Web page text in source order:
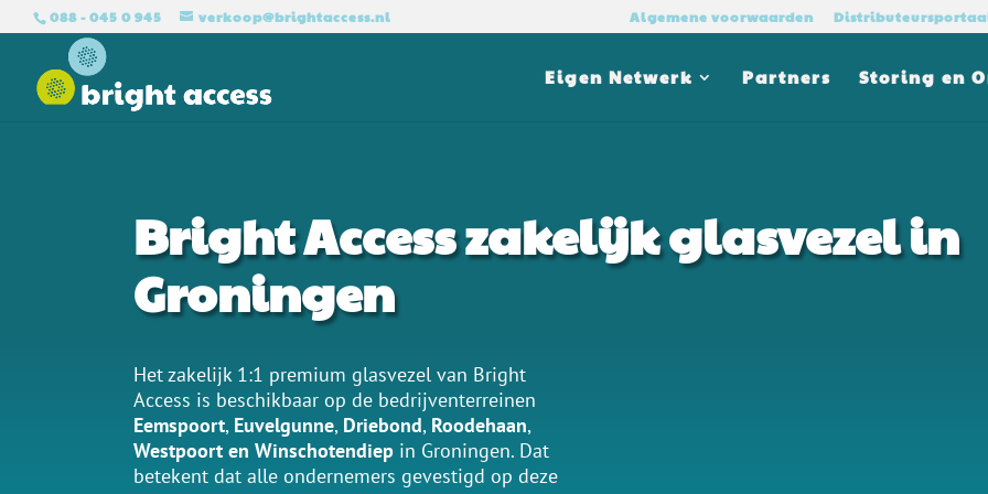
088 - 045 0 945 verkoop@brightaccess.nl Algemene voorwaarden
Eigen Netwerk Partners Storing en
Bright Access zakelijk glasvezel in
Groningen
Het zakelijk 1:1 premium glasvezel van Bright
Access is beschikbaar op de bedrijventerreinen
Eemspoort, Euvelgunne, Driebond, Roodehaan,
Westpoort en Winschotendiep in Groningen. Dat
betekent dat alle ondernemers gevestigd op deze